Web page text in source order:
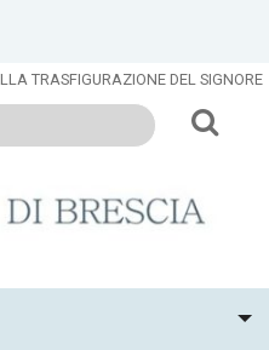
TRASFIGURAZIONE DEL SIGNORE